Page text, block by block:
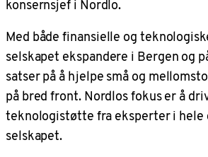
konsernsjef i Nordlo.
Med både finansielle og
selskapet ekspandere i Bergen og
satser på å hjelpe små og
på bred front. Nordlos fokus er å
teknologistøtte fra eksperter i hele
selskapet.